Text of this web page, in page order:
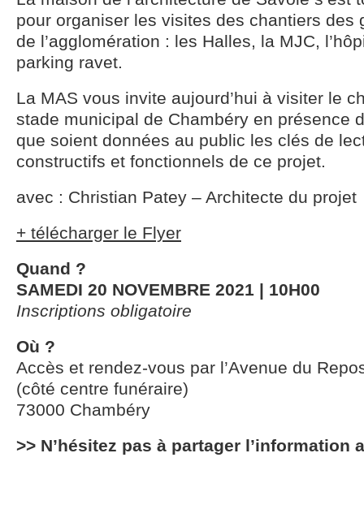
pour organiser les visites des chantiers des
de l’agglomération : les Halles, la MJC,
parking ravet.
La MAS vous invite aujourd’hui à visiter le
stade municipal de Chambéry en présence
que soient données au public les clés de
constructifs et fonctionnels de ce projet.
avec : Christian Patey – Architecte du projet
+ télécharger le Flyer
Quand ?
SAMEDI 20 NOVEMBRE 2021 | 10H00
Inscriptions obligatoire
Où ?
Accès et rendez-vous par l’Avenue du
(côté centre funéraire)
73000 Chambéry
>> N’hésitez pas à partager l’information